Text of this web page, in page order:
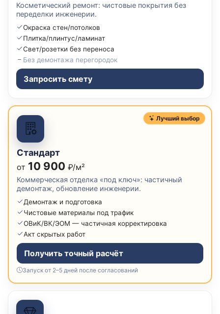
Косметический ремонт: чистовые покрытия без
переделки инженерии.
Окраска стен/потолков
Плитка/плинтус/ламинат
Свет/розетки без переноса
Без демонтажа перегородок
Запросить смету
Лучший выбор
Стандарт
от 10 900 ₽/м²
Коммерческая отделка «под ключ»: частичный
демонтаж, обновление инженерии.
Демонтаж и подготовка
Чистовые материалы под трафик
ОВиК/ВК/ЭОМ — частичная корректировка
Акт скрытых работ
Получить точный расчёт
Запуск от 2–5 дней после согласований